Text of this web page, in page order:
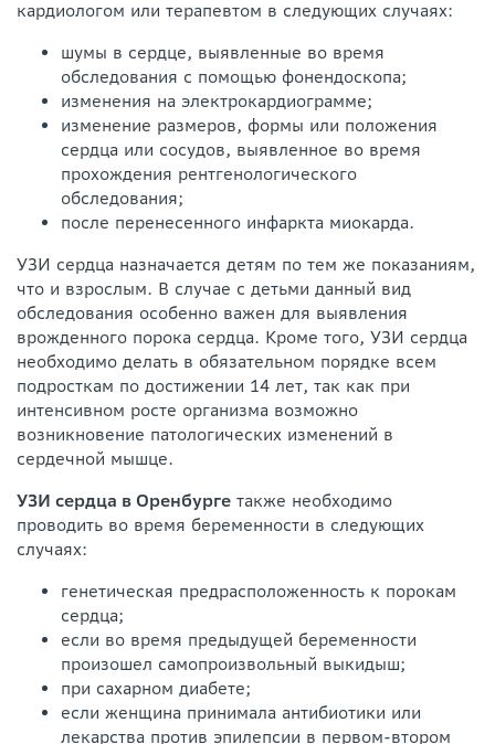
кардиологом или терапевтом в следующих случаях:
шумы в сердце, выявленные во время
обследования с помощью фонендоскопа;
изменения на электрокардиограмме;
изменение размеров, формы или положения
сердца или сосудов, выявленное во время
прохождения рентгенологического
обследования;
после перенесенного инфаркта миокарда.
УЗИ сердца назначается детям по тем же показаниям,
что и взрослым. В случае с детьми данный вид
обследования особенно важен для выявления
врожденного порока сердца. Кроме того, УЗИ сердца
необходимо делать в обязательном порядке всем
подросткам по достижении 14 лет, так как при
интенсивном росте организма возможно
возникновение патологических изменений в
сердечной мышце.
УЗИ сердца в Оренбурге также необходимо
проводить во время беременности в следующих
случаях:
генетическая предрасположенность к порокам
сердца;
если во время предыдущей беременности
произошел самопроизвольный выкидыш;
при сахарном диабете;
если женщина принимала антибиотики или
лекарства против эпилепсии в первом-втором